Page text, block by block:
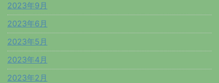
2023年9月
2023年6月
2023年5月
2023年4月
2023年2月